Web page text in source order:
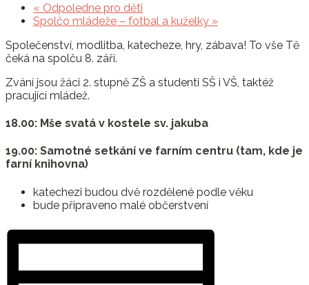
« Odpoledne pro děti
Spolčo mládeže – fotbal a kuželky »
Společenství, modlitba, katecheze, hry, zábava! To vše Tě
čeká na spolču 8. září.
Zvání jsou žáci 2. stupně ZŠ a studenti SŠ i VŠ, taktéž
pracující mládež.
18.00: Mše svatá v kostele sv. jakuba
19.00: Samotné setkání ve farním centru (tam, kde je
farní knihovna)
katechezi budou dvě rozdělené podle věku
bude připraveno malé občerstvení